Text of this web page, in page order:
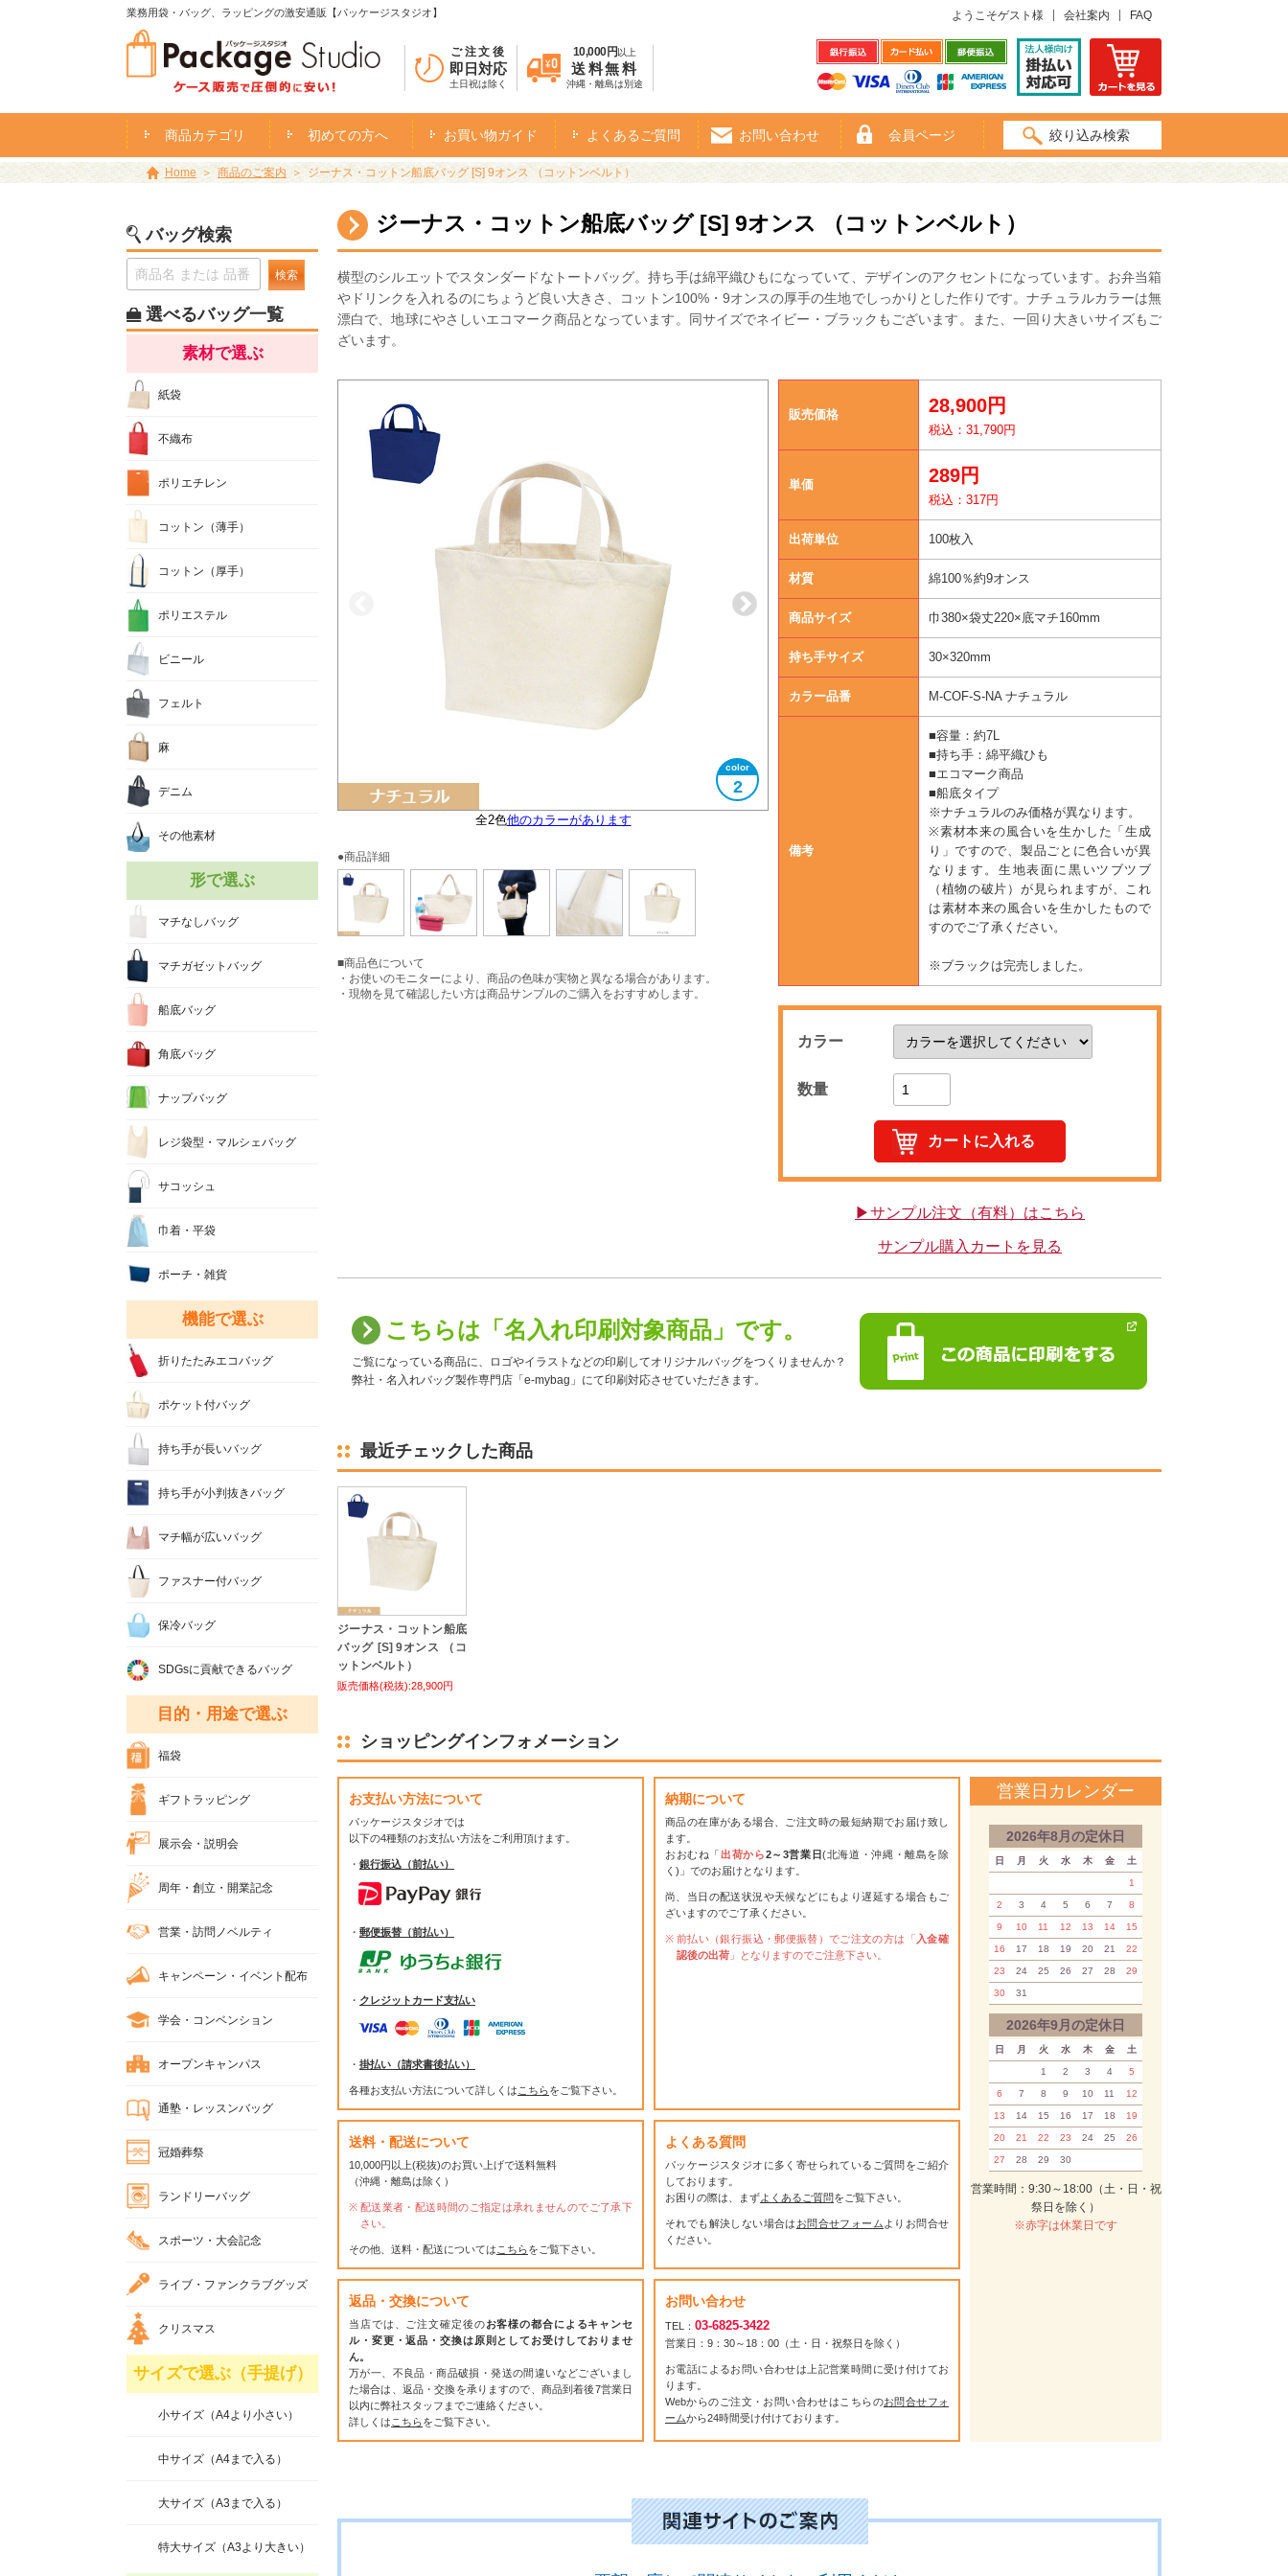
業務用袋・バッグ、ラッピングの激安通販【パッケージスタジオ】
ご注文後
即日対応
土日祝は除く
10,000円 以上
送料無料
沖縄・離島は別途
ようこそゲスト様 会社案内 FAQ
商品カテゴリ 初めての方へ お買い物ガイド よくあるご質問 お問い合わせ 会員ページ 絞り込み検索
Home 商品のご案内 ジーナス・コットン船底バッグ [S] 9オンス （コットンベルト）
ジーナス・コットン船底バッグ [S] 9オンス （コットンベルト）
横型のシルエットでスタンダードなトートバッグ。持ち手は綿平織ひもになっていて、デザインのアクセントになっています。お弁当箱
やドリンクを入れるのにちょうど良い大きさ、コットン100%・9オンスの厚手の生地でしっかりとした作りです。ナチュラルカラーは無
漂白で、地球にやさしいエコマーク商品となっています。同サイズでネイビー・ブラックもございます。また、一回り大きいサイズもご
ざいます。
全2色他のカラーがあります
2
使用イメージ
大きさイメージ
綿平織ひもの持ち手
●商品詳細
■商品色について
・お使いのモニターにより、商品の色味が実物と異なる場合があります。
・現物を見て確認したい方は商品サンプルのご購入をおすすめします。
販売価格 28,900円
税込：31,790円
単価 289円
税込：317円
出荷単位 100枚入
材質 綿100％約9オンス
商品サイズ 巾380×袋丈220×底マチ160mm
持ち手サイズ 30×320mm
カラー品番 M-COF-S-NA ナチュラル
備考
■容量：約7L
■持ち手：綿平織ひも
■エコマーク商品
■船底タイプ
※ナチュラルのみ価格が異なります。
※素材本来の風合いを生かした「生成
り」ですので、製品ごとに色合いが異
なります。生地表面に黒いツブツブ
（植物の破片）が見られますが、これ
は素材本来の風合いを生かしたもので
すのでご了承ください。
※ブラックは完売しました。
カラー
数量
▶サンプル注文（有料）はこちら
サンプル購入カートを見る
こちらは「名入れ印刷対象商品」です。
ご覧になっている商品に、ロゴやイラストなどの印刷してオリジナルバッグをつくりませんか？
弊社・名入れバッグ製作専門店「e-mybag」にて印刷対応させていただきます。
最近チェックした商品
ジーナス・コットン船底
バッグ [S] 9オンス （コ
ットンベルト）
販売価格(税抜):28,900円
ショッピングインフォメーション
お支払い方法について
パッケージスタジオでは
以下の4種類のお支払い方法をご利用頂けます。
・ 銀行振込（前払い）
・ 郵便振替（前払い）
・ クレジットカード支払い
・ 掛払い（請求書後払い）
各種お支払い方法について詳しくは こちらをご覧下さい。
納期について
商品の在庫がある場合、ご注文時の最短納期でお届け致し
ます。
おおむね「出荷から2～3営業日(北海道・沖縄・離島を除
く)」でのお届けとなります。
尚、当日の配送状況や天候などにもより遅延する場合もご
ざいますのでご了承ください。
前払い（銀行振込・郵便振替）でご注文の方は「 入金確
認後の出荷 」となりますのでご注意下さい。
送料・配送について
10,000円以上(税抜)のお買い上げで送料無料
（沖縄・離島は除く）
配送業者・配送時間のご指定は承れませんのでご了承下
さい。
その他、送料・配送については こちらをご覧下さい。
よくある質問
パッケージスタジオに多く寄せられているご質問をご紹介
しております。
お困りの際は、まずよくあるご質問をご覧下さい。
それでも解決しない場合は お問合せフォーム よりお問合せ
ください。
返品・交換について
当店では、ご注文確定後のお客様の都合によるキャンセ
ル・変更・返品・交換は原則としてお受けしておりませ
ん。
万が一、不良品・商品破損・発送の間違いなどございまし
た場合は、返品・交換を承りますので、商品到着後7営業日
以内に弊社スタッフまでご連絡ください。
詳しくは こちらをご覧下さい。
お問い合わせ
TEL： 03-6825-3422
営業日：9：30～18：00（土・日・祝祭日を除く）
お電話によるお問い合わせは上記営業時間に受け付けてお
ります。
Webからのご注文・お問い合わせはこちらのお問合せフォ
ームから24時間受け付けております。
営業日カレンダー
2026年8月の定休日
日 月 火 水 木 金 土
1
2 3 4 5 6 7 8
9 10 11 12 13 14 15
16 17 18 19 20 21 22
23 24 25 26 27 28 29
30 31
2026年9月の定休日
日 月 火 水 木 金 土
1 2 3 4 5
6 7 8 9 10 11 12
13 14 15 16 17 18 19
20 21 22 23 24 25 26
27 28 29 30
営業時間：9:30～18:00（土・日・祝
祭日を除く）
※赤字は休業日です
バッグ検索
検索
選べるバッグ一覧
素材で選ぶ
紙袋
不織布
ポリエチレン
コットン（薄手）
コットン（厚手）
ポリエステル
ビニール
フェルト
麻
デニム
その他素材
形で選ぶ
マチなしバッグ
マチガゼットバッグ
船底バッグ
角底バッグ
ナップバッグ
レジ袋型・マルシェバッグ
サコッシュ
巾着・平袋
ポーチ・雑貨
機能で選ぶ
折りたたみエコバッグ
ポケット付バッグ
持ち手が長いバッグ
持ち手が小判抜きバッグ
マチ幅が広いバッグ
ファスナー付バッグ
保冷バッグ
SDGsに貢献できるバッグ
目的・用途で選ぶ
福袋
ギフトラッピング
展示会・説明会
周年・創立・開業記念
営業・訪問ノベルティ
キャンペーン・イベント配布
学会・コンベンション
オープンキャンパス
通塾・レッスンバッグ
冠婚葬祭
ランドリーバッグ
スポーツ・大会記念
ライブ・ファンクラブグッズ
クリスマス
サイズで選ぶ（手提げ）
小サイズ（A4より小さい）
中サイズ（A4まで入る）
大サイズ（A3まで入る）
特大サイズ（A3より大きい）